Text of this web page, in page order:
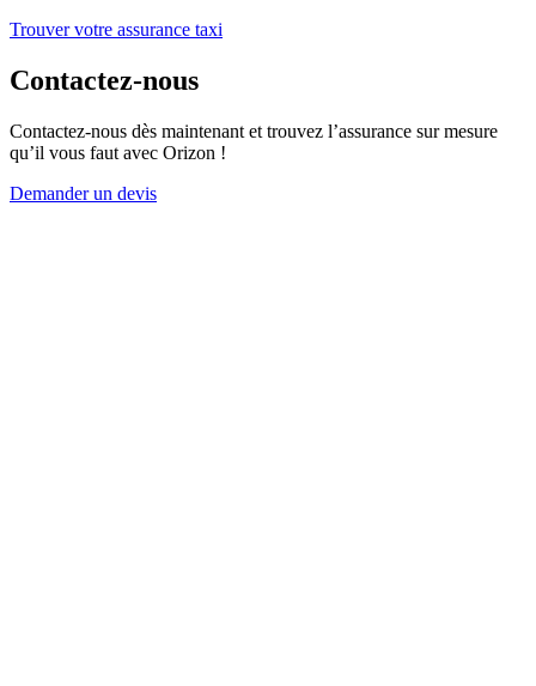
Trouver votre assurance taxi
Contactez-nous
Contactez-nous dès maintenant et trouvez l’assurance sur mesure
qu’il vous faut avec Orizon !
Demander un devis